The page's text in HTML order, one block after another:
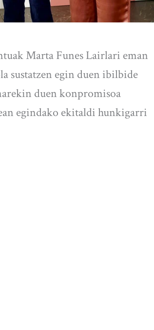
Marta Funes Lairlari eman
sustatzen egin duen ibilbide
duen konpromisoa
egindako ekitaldi hunkigarri